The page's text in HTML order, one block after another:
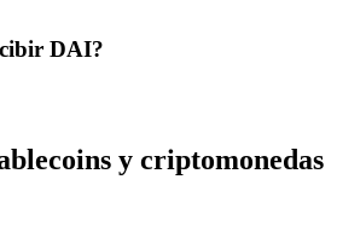
DAI?
y criptomonedas